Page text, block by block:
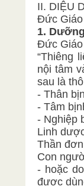
II. DIỆU
Đức Giáo
1.
Đức
“Thiêng
nội tâm
sau là
- Thân
- Tâm
- Nghiệp
Linh
Thần
Con
- hoặc
được